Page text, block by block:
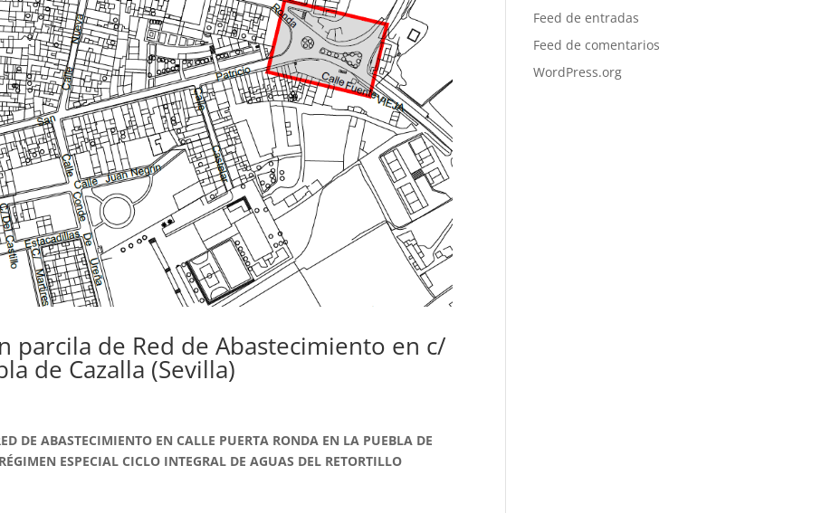
parcila de Red de Abastecimiento en c/
de Cazalla (Sevilla)
DE ABASTECIMIENTO EN CALLE PUERTA RONDA EN LA PUEBLA DE
ESPECIAL CICLO INTEGRAL DE AGUAS DEL RETORTILLO
Feed de entradas
Feed de comentarios
WordPress.org